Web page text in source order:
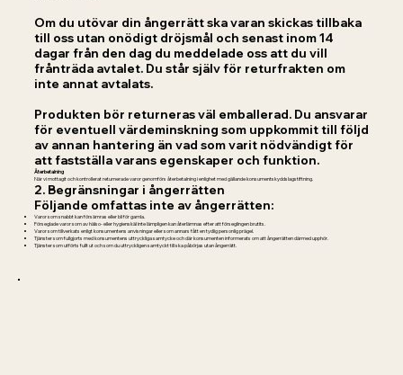
Om du utövar din ångerrätt ska varan skickas tillbaka
till oss utan onödigt dröjsmål och senast inom 14
dagar från den dag du meddelade oss att du vill
frånträda avtalet. Du står själv för returfrakten om
inte annat avtalats.
Produkten bör returneras väl emballerad. Du ansvarar
för eventuell värdeminskning som uppkommit till följd
av annan hantering än vad som varit nödvändigt för
att fastställa varans egenskaper och funktion.​
Återbetalning
När vi mottagit och kontrollerat returnerade varor genomförs återbetalning i enlighet med gällande konsumentskyddslagstiftning.
2. Begränsningar i ångerrätten
Följande omfattas inte av ångerrätten:
Varor som snabbt kan försämras eller bli för gamla.
Förseglade varor som av hälso- eller hygienskäl inte lämpligen kan återlämnas efter att förseglingen brutits.
Varor som tillverkats enligt konsumentens anvisningar eller som annars fått en tydlig personlig prägel.
Tjänster som fullgjorts med konsumentens uttryckliga samtycke och där konsumenten informerats om att ångerrätten därmed upphör.
Tjänster som utförts fullt ut och som du uttryckligen samtyckt till ska påbörjas utan ångerrätt.